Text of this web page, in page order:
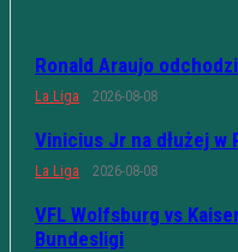
Ronald Araujo
La Liga 2026-08-08
Vinicius Jr na dłużej w
La Liga 2026-08-08
VFL Wolfsburg vs
Bundesligi